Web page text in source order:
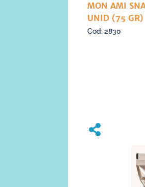
MON AMI
UNID (75 GR)
2830